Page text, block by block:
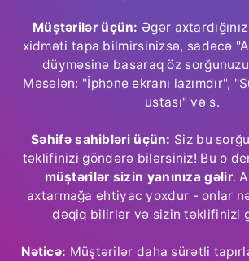
Müştərilər üçün: Əgər
xidməti tapa bilmirsinizsə, sadəcə
düyməsinə basaraq öz
Məsələn: "İphone ekranı lazımdır",
ustası" və s.
Səhifə sahibləri üçün: Siz bu
təklifinizi göndərə bilərsiniz! Bu o
müştərilər sizin yanınıza gəlir.
axtarmağa ehtiyac yoxdur - onlar nə
dəqiq bilirlər və sizin təklifinizi
Nəticə: Müştərilər daha sürətli